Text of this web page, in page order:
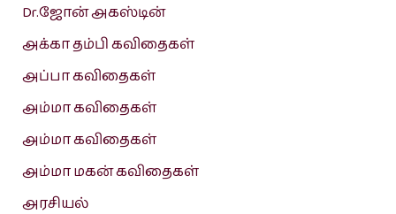
Dr.ஜோன் அகஸ்டின்
அக்கா தம்பி கவிதைகள்
அப்பா கவிதைகள்
அம்மா கவிதைகள்
அம்மா கவிதைகள்
அம்மா மகன் கவிதைகள்
அரசியல்